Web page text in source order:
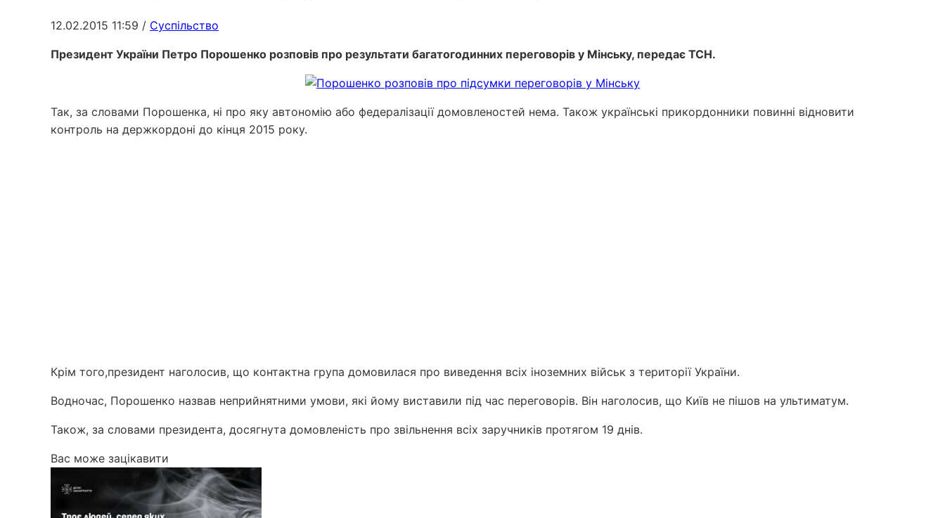
12.02.2015 11:59 / Суспільство
Президент України Петро Порошенко розповів про результати багатогодинних переговорів у Мінську, передає ТСН.
Так, за словами Порошенка, ні про яку автономію або федералізації домовленостей нема. Також українські прикордонники повинні відновити
контроль на держкордоні до кінця 2015 року.
Крім того,президент наголосив, що контактна група домовилася про виведення всіх іноземних військ з території України.
Водночас, Порошенко назвав неприйнятними умови, які йому виставили під час переговорів. Він наголосив, що Київ не пішов на ультиматум.
Також, за словами президента, досягнута домовленість про звільнення всіх заручників протягом 19 днів.
Вас може зацікавити